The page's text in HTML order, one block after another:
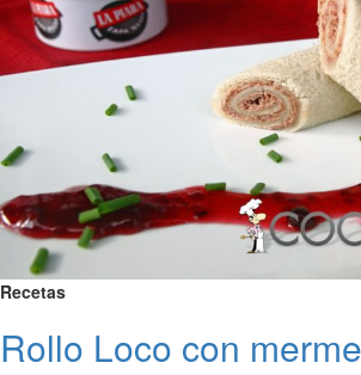
Recetas
Rollo Loco con